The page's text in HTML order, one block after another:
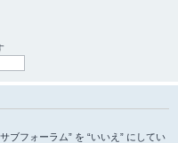
ブフォーラム” を “いいえ” にしてい